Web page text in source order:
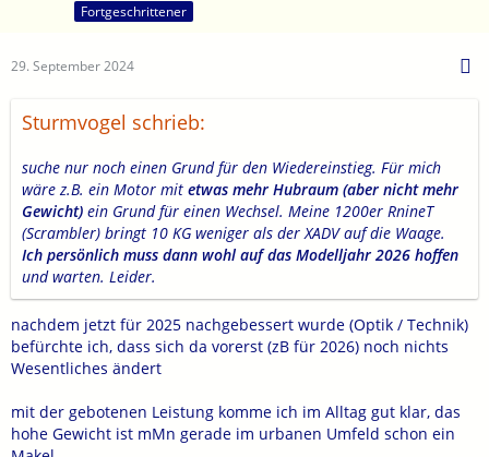
Fortgeschrittener
29. September 2024
Sturmvogel schrieb:
suche nur noch einen Grund für den Wiedereinstieg. Für mich
wäre z.B. ein Motor mit etwas mehr Hubraum (aber nicht mehr
Gewicht) ein Grund für einen Wechsel. Meine 1200er RnineT
(Scrambler) bringt 10 KG weniger als der XADV auf die Waage.
Ich persönlich muss dann wohl auf das Modelljahr 2026 hoffen
und warten. Leider.
nachdem jetzt für 2025 nachgebessert wurde (Optik / Technik)
befürchte ich, dass sich da vorerst (zB für 2026) noch nichts
Wesentliches ändert
mit der gebotenen Leistung komme ich im Alltag gut klar, das
hohe Gewicht ist mMn gerade im urbanen Umfeld schon ein